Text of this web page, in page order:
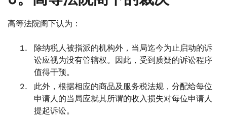
高等法院阁下认为：
除纳税人被指派的机构外，当局迄今为止启动的诉
讼应视为没有管辖权。因此，受到质疑的诉讼程序
值得干预。
此外，根据相应的商品及服务税法规，分配给每位
申请人的当局应就其所谓的收入损失对每位申请人
提起诉讼。